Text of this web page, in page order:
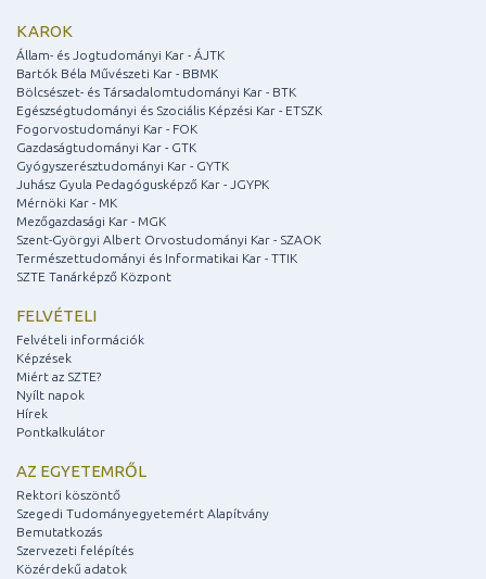
KAROK
Állam- és Jogtudományi Kar - ÁJTK
Bartók Béla Művészeti Kar - BBMK
Bölcsészet- és Társadalomtudományi Kar - BTK
Egészségtudományi és Szociális Képzési Kar - ETSZK
Fogorvostudományi Kar - FOK
Gazdaságtudományi Kar - GTK
Gyógyszerésztudományi Kar - GYTK
Juhász Gyula Pedagógusképző Kar - JGYPK
Mérnöki Kar - MK
Mezőgazdasági Kar - MGK
Szent-Györgyi Albert Orvostudományi Kar - SZAOK
Természettudományi és Informatikai Kar - TTIK
SZTE Tanárképző Központ
FELVÉTELI
Felvételi információk
Képzések
Miért az SZTE?
Nyílt napok
Hírek
Pontkalkulátor
AZ EGYETEMRŐL
Rektori köszöntő
Szegedi Tudományegyetemért Alapítvány
Bemutatkozás
Szervezeti felépítés
Közérdekű adatok